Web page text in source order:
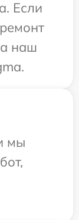
Если
наш
мы